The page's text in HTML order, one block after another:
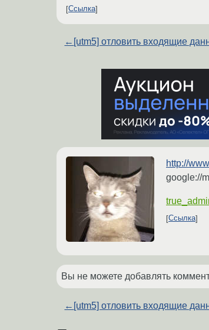
Ссылка
← [utm5] отловить входящие
http://
google://
Ссылка
Вы не можете добавлять
← [utm5] отловить входящие